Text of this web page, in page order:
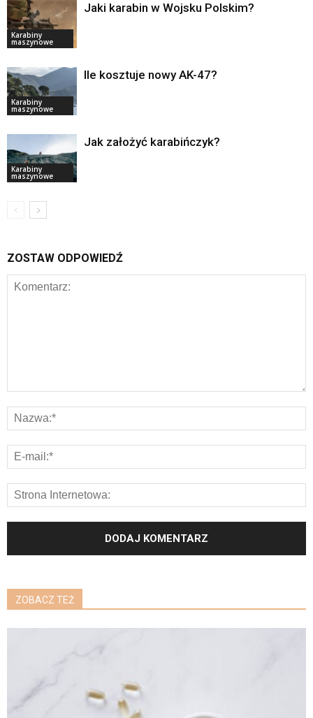
Karabiny
maszynowe
Jaki karabin w Wojsku Polskim?
Karabiny
maszynowe
Ile kosztuje nowy AK-47?
Karabiny
maszynowe
Jak założyć karabińczyk?
ZOSTAW ODPOWIEDŹ
ZOBACZ TEŻ